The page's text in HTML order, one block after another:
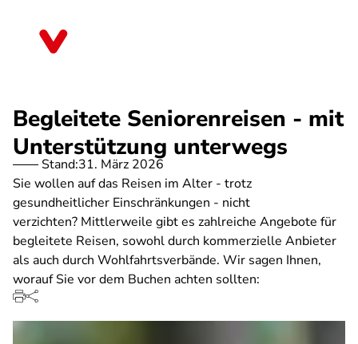
Begleitete Seniorenreisen - mit
Unterstützung unterwegs
Stand:31. März 2026
Sie wollen auf das Reisen im Alter - trotz
gesundheitlicher Einschränkungen - nicht
verzichten? Mittlerweile gibt es zahlreiche Angebote für
begleitete Reisen, sowohl durch kommerzielle Anbieter
als auch durch Wohlfahrtsverbände. Wir sagen Ihnen,
worauf Sie vor dem Buchen achten sollten: